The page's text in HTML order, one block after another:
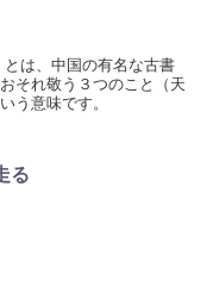
は、中国の有名な古書
それ敬う３つのこと（天
う意味です。
る